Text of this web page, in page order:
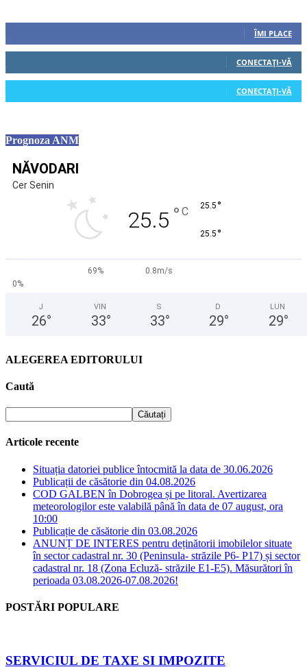
ÎMI PLACE
CONECTAȚI-VĂ
CONECTAȚI-VĂ
Prognoza ANM
NĂVODARI
Cer Senin
25.5 ° C 25.5 °
25.5 °
69%
0.8m/s
0%
J
26°
VIN
33°
S
33°
D
29°
LUN
29°
ALEGEREA EDITORULUI
Caută
Articole recente
Situația datoriei publice întocmită la data de 30.06.2026
Publicații de căsătorie din 04.08.2026
COD GALBEN în Dobrogea și pe litoral. Avertizarea
meteorologilor este valabilă până în data de 07 august, ora
10:00
Publicație de căsătorie din 03.08.2026
ANUNȚ DE INTERES pentru deținătorii imobilelor situate
în sector cadastral nr. 30 (Peninsula- străzile P6- P17) și sector
cadastral nr. 18 (Zona Ecluză- străzile E1-E5). Măsurători în
perioada 03.08.2026-07.08.2026!
POSTĂRI POPULARE
SERVICIUL DE TAXE SI IMPOZITE